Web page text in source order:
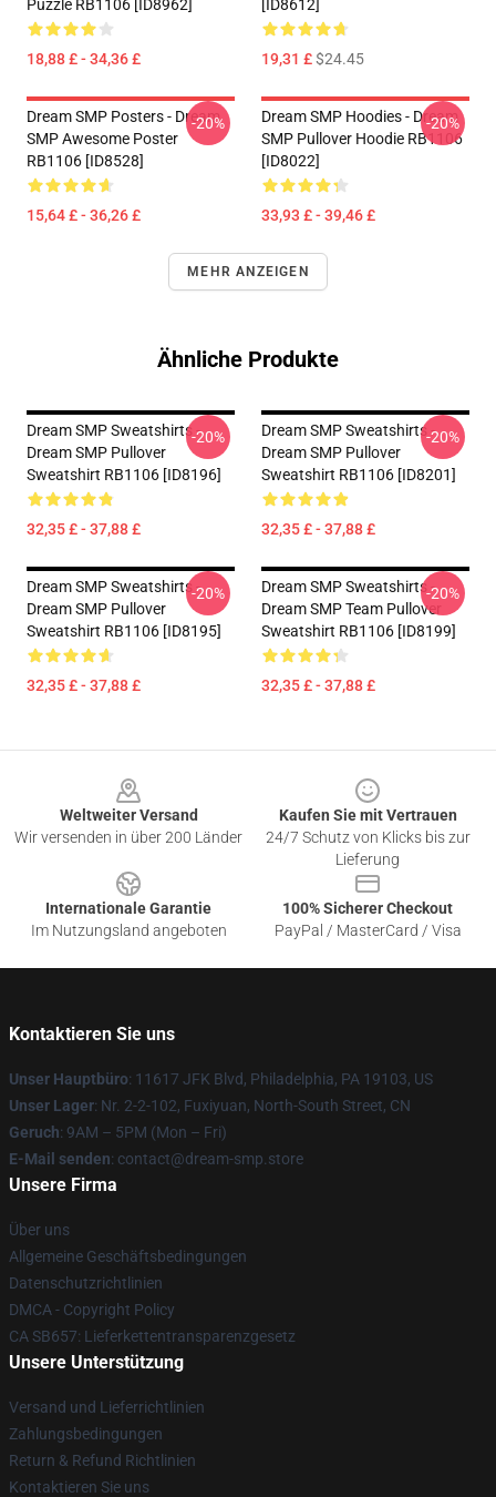
Puzzle RB1106 [ID8962]
18,88 £ - 34,36 £
[ID8612]
19,31 £$24.45
Dream SMP Posters - Dream
SMP Awesome Poster
RB1106 [ID8528]
15,64 £ - 36,26 £
-20%
Dream SMP Hoodies - Dream
SMP Pullover Hoodie RB1106
[ID8022]
33,93 £ - 39,46 £
-20%
MEHR ANZEIGEN
Ähnliche Produkte
Dream SMP Sweatshirts -
Dream SMP Pullover
Sweatshirt RB1106 [ID8196]
32,35 £ - 37,88 £
-20%
Dream SMP Sweatshirts -
Dream SMP Pullover
Sweatshirt RB1106 [ID8201]
32,35 £ - 37,88 £
-20%
Dream SMP Sweatshirts -
Dream SMP Pullover
Sweatshirt RB1106 [ID8195]
32,35 £ - 37,88 £
-20%
Dream SMP Sweatshirts -
Dream SMP Team Pullover
Sweatshirt RB1106 [ID8199]
32,35 £ - 37,88 £
-20%
Weltweiter Versand
Wir versenden in über 200 Länder
Kaufen Sie mit Vertrauen
24/7 Schutz von Klicks bis zur
Lieferung
Internationale Garantie
Im Nutzungsland angeboten
100% Sicherer Checkout
PayPal / MasterCard / Visa
Kontaktieren Sie uns
Unser Hauptbüro: 11617 JFK Blvd, Philadelphia, PA 19103, US
Unser Lager: Nr. 2-2-102, Fuxiyuan, North-South Street, CN
Geruch: 9AM – 5PM (Mon – Fri)
E-Mail senden: contact@dream-smp.store
Unsere Firma
Über uns
Allgemeine Geschäftsbedingungen
Datenschutzrichtlinien
DMCA - Copyright Policy
CA SB657: Lieferkettentransparenzgesetz
Unsere Unterstützung
Versand und Lieferrichtlinien
Zahlungsbedingungen
Return & Refund Richtlinien
Kontaktieren Sie uns